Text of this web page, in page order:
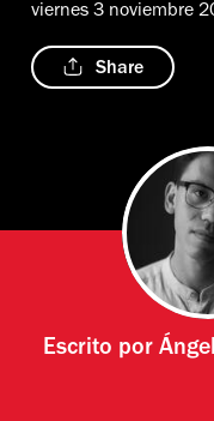
viernes 3 noviembre
Share
Escrito por